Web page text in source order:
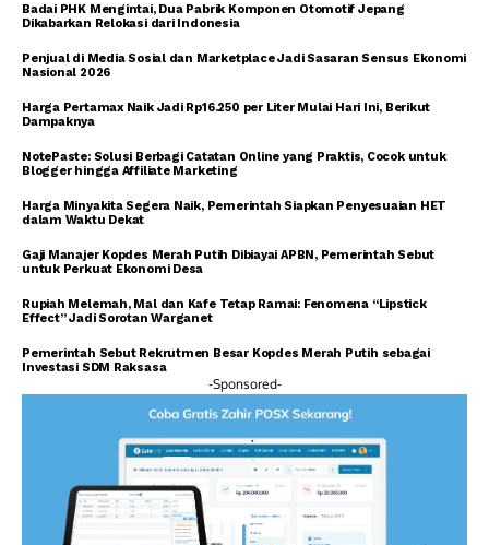
Badai PHK Mengintai, Dua Pabrik Komponen Otomotif Jepang
Dikabarkan Relokasi dari Indonesia
Penjual di Media Sosial dan Marketplace Jadi Sasaran Sensus Ekonomi
Nasional 2026
Harga Pertamax Naik Jadi Rp16.250 per Liter Mulai Hari Ini, Berikut
Dampaknya
NotePaste: Solusi Berbagi Catatan Online yang Praktis, Cocok untuk
Blogger hingga Affiliate Marketing
Harga Minyakita Segera Naik, Pemerintah Siapkan Penyesuaian HET
dalam Waktu Dekat
Gaji Manajer Kopdes Merah Putih Dibiayai APBN, Pemerintah Sebut
untuk Perkuat Ekonomi Desa
Rupiah Melemah, Mal dan Kafe Tetap Ramai: Fenomena “Lipstick
Effect” Jadi Sorotan Warganet
Pemerintah Sebut Rekrutmen Besar Kopdes Merah Putih sebagai
Investasi SDM Raksasa
-Sponsored-